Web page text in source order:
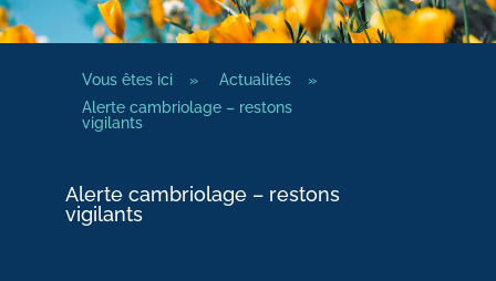
Vous êtes ici » Actualités
»
Alerte cambriolage – restons
vigilants
Alerte cambriolage – restons
vigilants